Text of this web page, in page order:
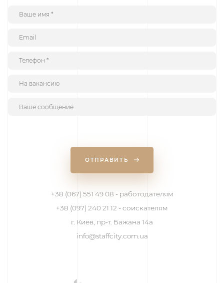
+38 (067) 551 49 08 - работодателям
+38 (097) 240 21 12 - соискателям
г. Киев, пр-т. Бажана 14а
info@staffcity.com.ua
ОТПРАВИТЬ